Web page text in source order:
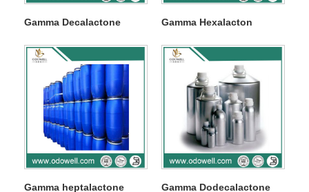
Gamma Decalactone Gamma Hexalacton
Gamma heptalactone Gamma Dodecalactone